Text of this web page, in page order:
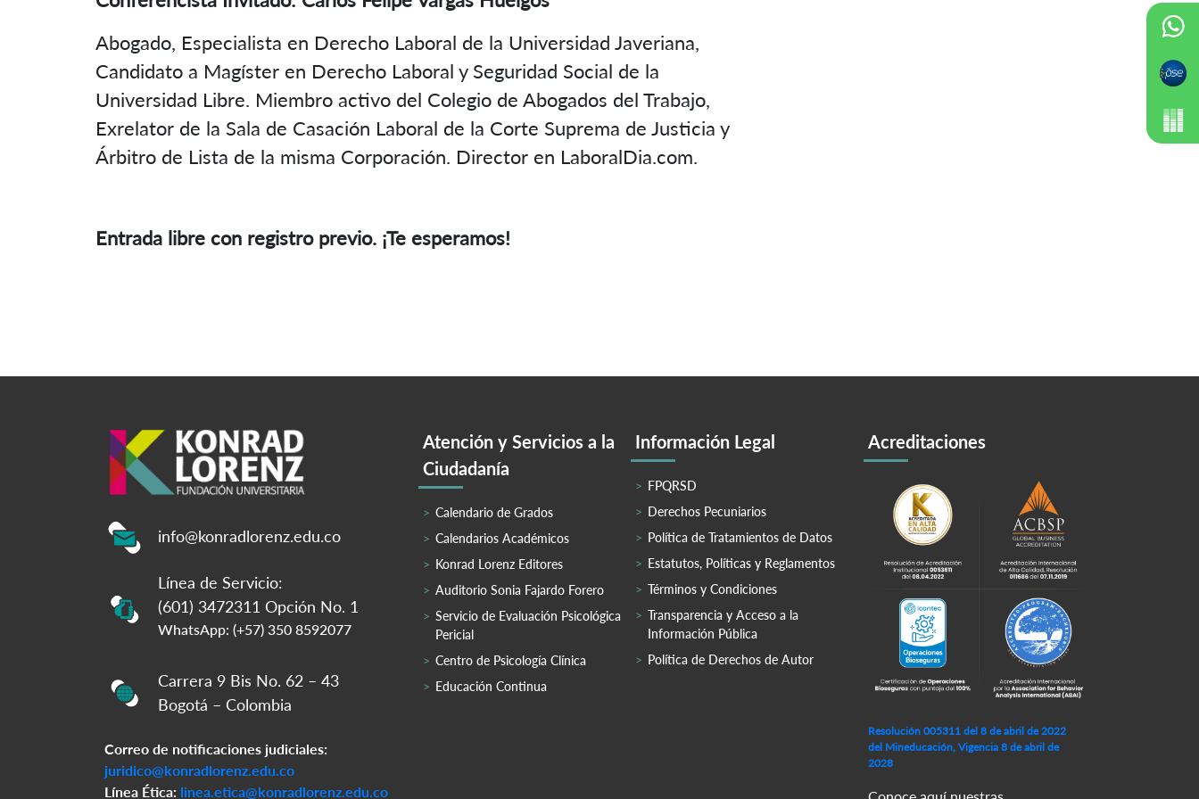
Abogado, Especialista en Derecho Laboral de la Universidad Javeriana,
Candidato a Magíster en Derecho Laboral y Seguridad Social de la
Universidad Libre. Miembro activo del Colegio de Abogados del Trabajo,
Exrelator de la Sala de Casación Laboral de la Corte Suprema de Justicia y
Árbitro de Lista de la misma Corporación. Director en LaboralDia.com.
Entrada libre con registro previo. ¡Te esperamos!
info@konradlorenz.edu.co
Línea de Servicio:
(601) 3472311 Opción No. 1
WhatsApp: (+57) 350 8592077
Carrera 9 Bis No. 62 – 43
Bogotá – Colombia
Correo de notificaciones judiciales:
juridico@konradlorenz.edu.co
Línea Ética: linea.etica@konradlorenz.edu.co
Atención y Servicios a la
Ciudadanía
Calendario de Grados
Calendarios Académicos
Konrad Lorenz Editores
Auditorio Sonia Fajardo Forero
Servicio de Evaluación Psicológica
Pericial
Centro de Psicología Clínica
Educación Continua
Información Legal
FPQRSD
Derechos Pecuniarios
Política de Tratamientos de Datos
Estatutos, Políticas y Reglamentos
Términos y Condiciones
Transparencia y Acceso a la
Información Pública
Política de Derechos de Autor
Acreditaciones
Resolución 005311 del 8 de abril de 2022
del Mineducación, Vigencia 8 de abril de
2028
Conoce aquí nuestras